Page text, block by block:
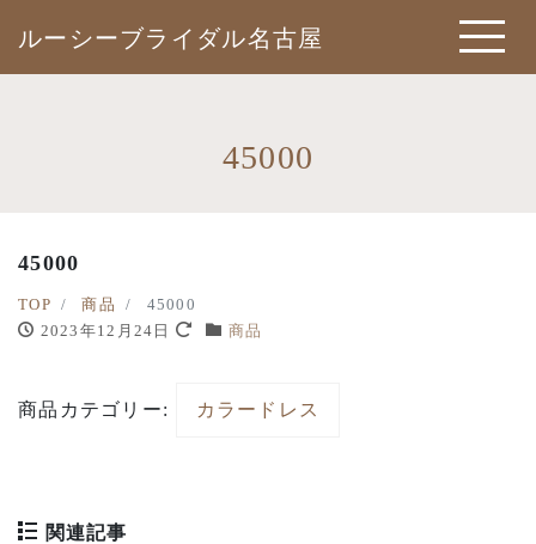
ルーシーブライダル名古屋
45000
45000
TOP 商品
45000
2023年12月24日
商品
商品カテゴリー: カラードレス
関連記事